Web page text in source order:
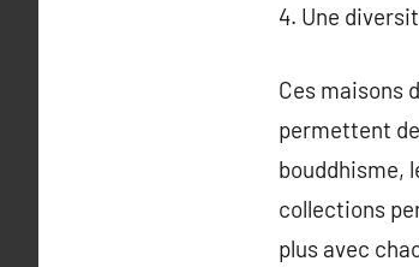
4. Une
Ces maisons
permettent
bouddhisme,
collections
plus avec